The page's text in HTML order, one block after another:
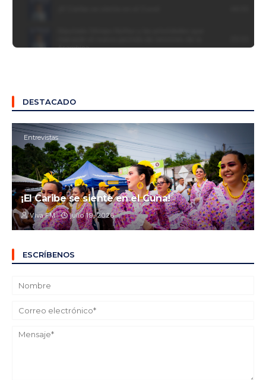
DESTACADO
Entrevistas
¡El Caribe se siente en el Cuna!
Viva FM julio 19, 2026
ESCRÍBENOS